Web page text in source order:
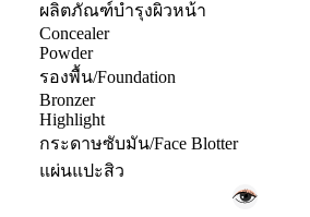
ผลิตภัณฑ์บำรุงผิวหน้า
Concealer
Powder
รองพื้น/Foundation
Bronzer
Highlight
กระดาษซับมัน/Face Blotter
แผ่นแปะสิว